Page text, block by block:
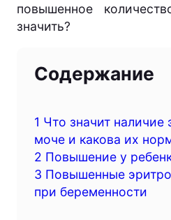
повышенное
значить?
Содержание
1 Что значит наличие
моче и какова их
2 Повышение у
3 Повышенные
при беременности